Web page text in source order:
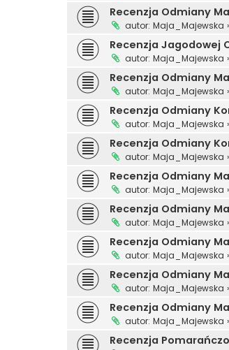
Recenzja Odmiany
autor: Maja_Majewska
Recenzja Jagodowej
autor: Maja_Majewska
Recenzja Odmiany
autor: Maja_Majewska
Recenzja Odmiany
autor: Maja_Majewska
Recenzja Odmiany
autor: Maja_Majewska
Recenzja Odmiany
autor: Maja_Majewska
Recenzja Odmiany
autor: Maja_Majewska
Recenzja Odmiany
autor: Maja_Majewska
Recenzja Odmiany
autor: Maja_Majewska
Recenzja Odmiany
autor: Maja_Majewska
Recenzja